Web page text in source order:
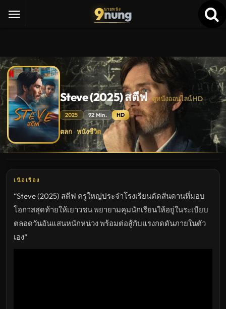
9นายหนัง
nung
Steve (2025) สตีฟ ดูหนังออนไลน์ HD
2025 92 Min. HD
Steve
(2025)
สตีฟ
ดู
พากย์
ไทย
เต็ม
เรื่อง
HD
อัปเดต
ล่าสุด
ตลก · หนังชีวิต
เนื้อเรื่อง
“Steve (2025) สตีฟ ครูใหญ่ประจำโรงเรียนดัดสันดานที่มอบ
โอกาสสุดท้ายให้เยาวชน พยายามคุมนักเรียนให้อยู่ในระเบียบ
ตลอดวันอันแสนหนักหน่วง พร้อมต่อสู้กับแรงกดดันภายในตัว
เอง”